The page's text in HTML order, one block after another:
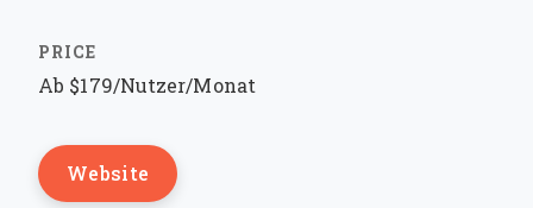
Ab $179/Nutzer/Monat
Website